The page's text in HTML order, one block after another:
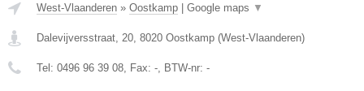
West-Vlaanderen » Oostkamp Google maps ▼
Dalevijversstraat, 20, 8020 Oostkamp (West-Vlaanderen)
Tel: 0496 96 39 08, Fax: -, BTW-nr: -